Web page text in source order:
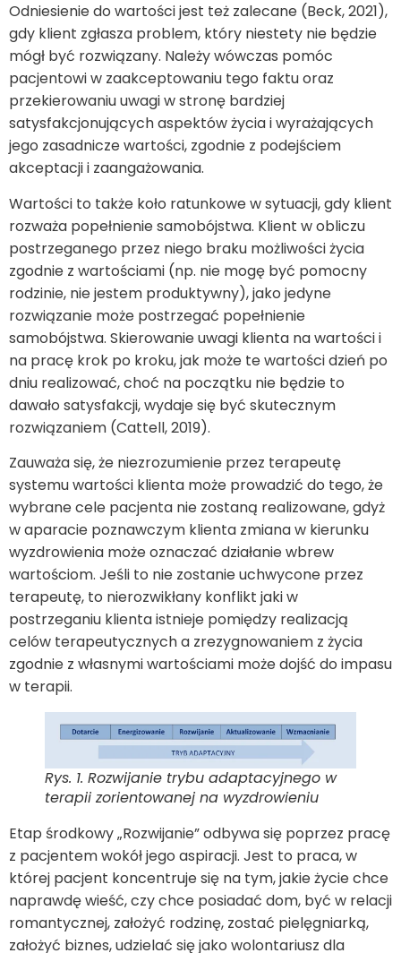
Odniesienie do wartości jest też zalecane (Beck, 2021),
gdy klient zgłasza problem, który niestety nie będzie
mógł być rozwiązany. Należy wówczas pomóc
pacjentowi w zaakceptowaniu tego faktu oraz
przekierowaniu uwagi w stronę bardziej
satysfakcjonujących aspektów życia i wyrażających
jego zasadnicze wartości, zgodnie z podejściem
akceptacji i zaangażowania.
Wartości to także koło ratunkowe w sytuacji, gdy klient
rozważa popełnienie samobójstwa. Klient w obliczu
postrzeganego przez niego braku możliwości życia
zgodnie z wartościami (np. nie mogę być pomocny
rodzinie, nie jestem produktywny), jako jedyne
rozwiązanie może postrzegać popełnienie
samobójstwa. Skierowanie uwagi klienta na wartości i
na pracę krok po kroku, jak może te wartości dzień po
dniu realizować, choć na początku nie będzie to
dawało satysfakcji, wydaje się być skutecznym
rozwiązaniem (Cattell, 2019).
Zauważa się, że niezrozumienie przez terapeutę
systemu wartości klienta może prowadzić do tego, że
wybrane cele pacjenta nie zostaną realizowane, gdyż
w aparacie poznawczym klienta zmiana w kierunku
wyzdrowienia może oznaczać działanie wbrew
wartościom. Jeśli to nie zostanie uchwycone przez
terapeutę, to nierozwikłany konflikt jaki w
postrzeganiu klienta istnieje pomiędzy realizacją
celów terapeutycznych a zrezygnowaniem z życia
zgodnie z własnymi wartościami może dojść do impasu
w terapii.
Rys. 1. Rozwijanie trybu adaptacyjnego w
terapii zorientowanej na wyzdrowieniu
Etap środkowy „Rozwijanie” odbywa się poprzez pracę
z pacjentem wokół jego aspiracji. Jest to praca, w
której pacjent koncentruje się na tym, jakie życie chce
naprawdę wieść, czy chce posiadać dom, być w relacji
romantycznej, założyć rodzinę, zostać pielęgniarką,
założyć biznes, udzielać się jako wolontariusz dla